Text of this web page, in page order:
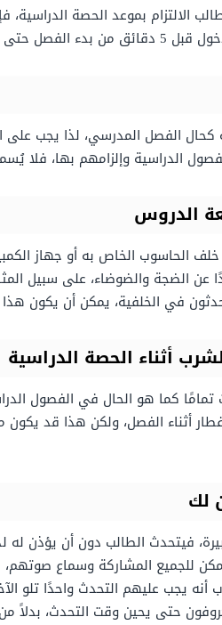
الالتزام بموعد الحصة
في الوقت المحدد.
كحال الفصل المدرسي، لذا يجب على
الدراسية وإلزامهم بها، فلا
الدروس
الخاص به أو جهاز
الضجة والضوضاء، على سبيل
في الخلفية، يمكن أن
أثناء الحصة الدراسية
تمامًا كما هو الحال في الفصول
أثناء الفصل، ولكن هذا قد
لك
فيتحدث الطالب دون أن يؤذن
يمكن للجميع المشاركة وسماع
أنه يجب عليهم التحدث واحدًا تلو
حتى يحين وقت التحدث،